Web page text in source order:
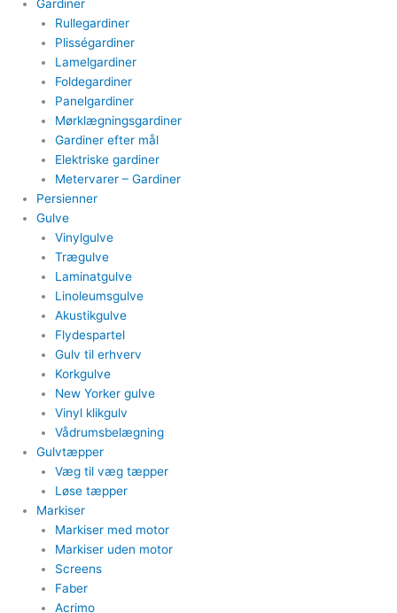
Gardiner
Rullegardiner
Plisségardiner​
Lamelgardiner​
Foldegardiner
Panelgardiner​
Mørklægningsgardiner
Gardiner efter mål​
Elektriske gardiner​
Metervarer​ – Gardiner
Persienner
Gulve
Vinylgulve​
Trægulve
Laminatgulve
Linoleumsgulve
Akustikgulve
Flydespartel
Gulv til erhverv
Korkgulve
New Yorker gulve
Vinyl klikgulv
Vådrumsbelægning
Gulvtæpper​
Væg til væg tæpper
​Løse tæpper
Markiser
Markiser med motor​
Markiser uden motor​
Screens
Faber
Acrimo​